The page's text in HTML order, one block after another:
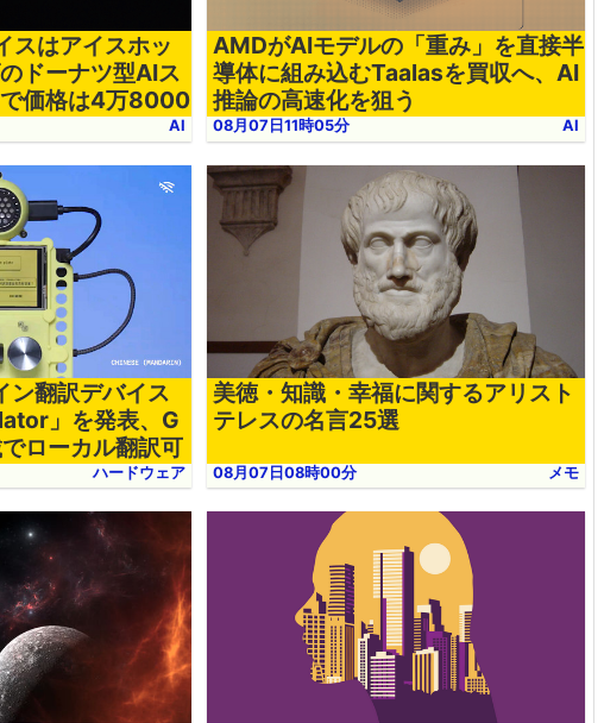
スはアイスホッ
ドーナツ型AIス
価格は4万8000
AI
AMDがAIモデルの「重み」を直接半
導体に組み込むTaalasを買収へ、AI
推論の高速化を狙う
08月07日11時05分 AI
翻訳デバイス
」を発表、G
ローカル翻訳可
ハードウェア
美徳・知識・幸福に関するアリスト
テレスの名言25選
08月07日08時00分 メモ